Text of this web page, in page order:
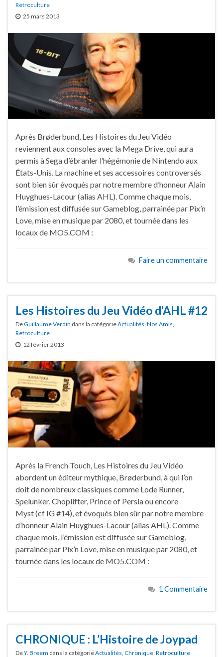
Retroculture
25 mars 2013
Après Brøderbund, Les Histoires du Jeu Vidéo
reviennent aux consoles avec la Mega Drive, qui aura
permis à Sega d’ébranler l’hégémonie de Nintendo aux
États-Unis. La machine et ses accessoires controversés
sont bien sûr évoqués par notre membre d’honneur Alain
Huyghues-Lacour (alias AHL). Comme chaque mois,
l’émission est diffusée sur Gameblog, parrainée par Pix’n
Love, mise en musique par 2080, et tournée dans les
locaux de MO5.COM :
Faire un commentaire
Les Histoires du Jeu Vidéo d’AHL #12
DeGuillaume Verdin dans la catégorieActualités, Nos Amis,
Retroculture
12 février 2013
Après la French Touch, Les Histoires du Jeu Vidéo
abordent un éditeur mythique, Brøderbund, à qui l’on
doit de nombreux classiques comme Lode Runner,
Spelunker, Choplifter, Prince of Persia ou encore
Myst (cf IG #14), et évoqués bien sûr par notre membre
d’honneur Alain Huyghues-Lacour (alias AHL). Comme
chaque mois, l’émission est diffusée sur Gameblog,
parrainée par Pix’n Love, mise en musique par 2080, et
tournée dans les locaux de MO5.COM :
1 Commentaire
CHRONIQUE : L’Histoire de Joypad
DeY. Breem dans la catégorieActualités, Chronique, Retroculture